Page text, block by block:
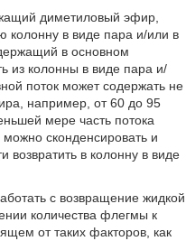
диметиловый эфир,
колонну в виде пара и/или в
в основном
из колонны в виде пара и/
поток может содержать не
например, от 60 до 95
мере часть потока
сконденсировать и
возвратить в колонну в виде
с возвращение жидкой
количества флегмы к
от таких факторов, как